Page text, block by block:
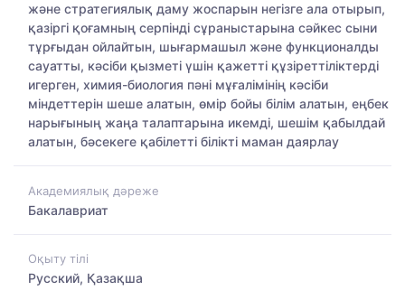
және стратегиялық даму жоспарын негізге ала отырып,
қазіргі қоғамның серпінді сұраныстарына сәйкес сыни
тұрғыдан ойлайтын, шығармашыл және функционалды
сауатты, кәсіби қызметі үшін қажетті құзіреттіліктерді
игерген, химия-биология пәні мұғалімінің кәсіби
міндеттерін шеше алатын, өмір бойы білім алатын, еңбек
нарығының жаңа талаптарына икемді, шешім қабылдай
алатын, бәсекеге қабілетті білікті маман даярлау
Академиялық дәреже
Бакалавриат
Оқыту тілі
Русский, Қазақша